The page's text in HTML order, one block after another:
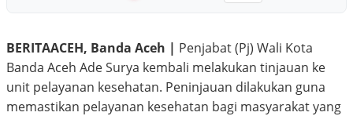
BERITAACEH, Banda Aceh | Penjabat (Pj) Wali Kota
Banda Aceh Ade Surya kembali melakukan tinjauan ke
unit pelayanan kesehatan. Peninjauan dilakukan guna
memastikan pelayanan kesehatan bagi masyarakat yang